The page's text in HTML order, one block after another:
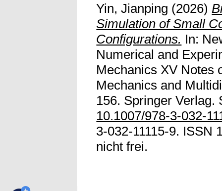
Yin, Jianping (2026)
Simulation of Small
Configurations. In:
Numerical and
Mechanics XV Notes
Mechanics and
156. Springer Verlag.
10.1007/978-3-032-
3-032-11115-9. ISSN
nicht frei.